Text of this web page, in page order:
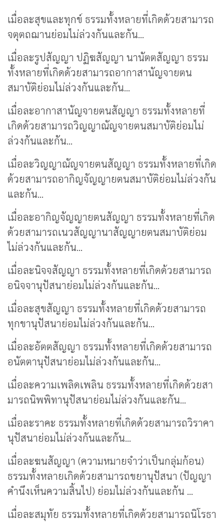
เมื่อละสุขและทุกข์ ธรรมทั้งหลายที่เกิดด้วยสามารถ
จตุตถฌานย่อมไม่ล่วงกันและกัน...
เมื่อละรูปสัญญา ปฏิฆสัญญา นานัตตสัญญา ธรรม
ทั้งหลายที่เกิดด้วยสามารถอากาสานัญจายตน
สมาบัติย่อมไม่ล่วงกันและกัน...
เมื่อละอากาสานัญจายตนสัญญา ธรรมทั้งหลายที่
เกิดด้วยสามารถวิญญาณัญจายตนสมาบัติย่อมไม่
ล่วงกันและกัน...
เมื่อละวิญญาณัญจายตนสัญญา ธรรมทั้งหลายที่เกิด
ด้วยสามารถอากิญจัญญายตนสมาบัติย่อมไม่ล่วงกัน
และกัน...
เมื่อละอากิญจัญญายตนสัญญา ธรรมทั้งหลายที่เกิด
ด้วยสามารถเนวสัญญานาสัญญายตนสมาบัติย่อม
ไม่ล่วงกันและกัน...
เมื่อละนิจจสัญญา ธรรมทั้งหลายที่เกิดด้วยสามารถ
อนิจจานุปัสนาย่อมไม่ล่วงกันและกัน...
เมื่อละสุขสัญญา ธรรมทั้งหลายที่เกิดด้วยสามารถ
ทุกขานุปัสนาย่อมไม่ล่วงกันและกัน...
เมื่อละอัตตสัญญา ธรรมทั้งหลายที่เกิดด้วยสามารถ
อนัตตานุปัสนาย่อมไม่ล่วงกันและกัน...
เมื่อละความเพลิดเพลิน ธรรมทั้งหลายที่เกิดด้วยสา
มารถนิพพิทานุปัสนาย่อมไม่ล่วงกันและกัน...
เมื่อละราคะ ธรรมทั้งหลายที่เกิดด้วยสามารถวิราคา
นุปัสนาย่อมไม่ล่วงกันและกัน...
เมื่อละฆนสัญญา (ความหมายจำว่าเป็นกลุ่มก้อน)
ธรรมทั้งหลายเกิดด้วยสามารถขยานุปัสนา (ปัญญา
คำนึงเห็นความสิ้นไป) ย่อมไม่ล่วงกันและกัน ...
เมื่อละสมุทัย ธรรมทั้งหลายที่เกิดด้วยสามารถนิโรธา